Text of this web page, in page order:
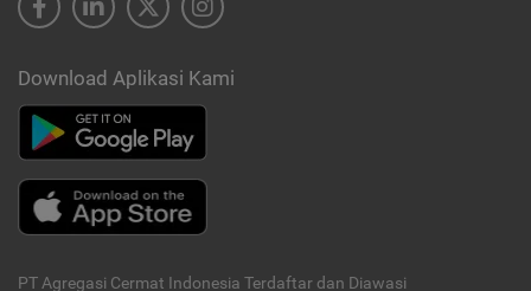
Download Aplikasi Kami
PT Agregasi Cermat Indonesia Terdaftar dan Diawasi